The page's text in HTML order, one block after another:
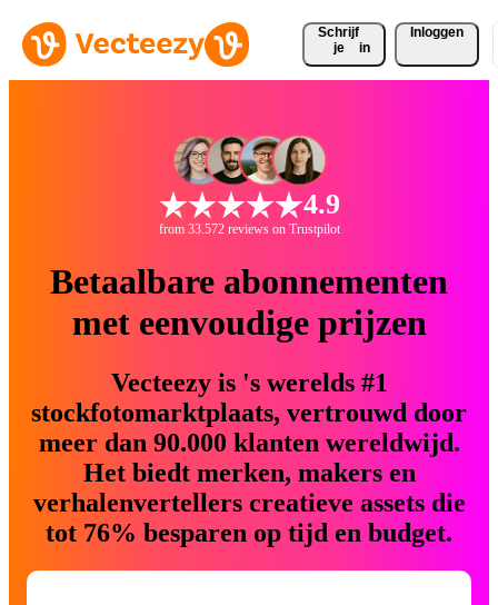
Schrijf
je
in
Inloggen
4.9
from 33.572 reviews on Trustpilot
Betaalbare abonnementen
met eenvoudige prijzen
Vecteezy is 's werelds #1
stockfotomarktplaats, vertrouwd door
meer dan 90.000 klanten wereldwijd.
Het biedt merken, makers en
verhalenvertellers creatieve assets die
tot 76% besparen op tijd en budget.